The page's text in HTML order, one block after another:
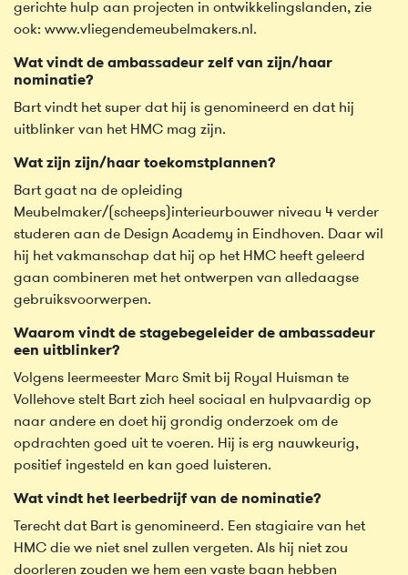
gerichte hulp aan projecten in ontwikkelingslanden, zie
ook: www.vliegendemeubelmakers.nl.
Wat vindt de ambassadeur zelf van zijn/haar
nominatie?
Bart vindt het super dat hij is genomineerd en dat hij
uitblinker van het HMC mag zijn.
Wat zijn zijn/haar toekomstplannen?
Bart gaat na de opleiding
Meubelmaker/(scheeps)interieurbouwer niveau 4 verder
studeren aan de Design Academy in Eindhoven. Daar wil
hij het vakmanschap dat hij op het HMC heeft geleerd
gaan combineren met het ontwerpen van alledaagse
gebruiksvoorwerpen.
Waarom vindt de stagebegeleider de ambassadeur
een uitblinker?
Volgens leermeester Marc Smit bij Royal Huisman te
Vollehove stelt Bart zich heel sociaal en hulpvaardig op
naar andere en doet hij grondig onderzoek om de
opdrachten goed uit te voeren. Hij is erg nauwkeurig,
positief ingesteld en kan goed luisteren.
Wat vindt het leerbedrijf van de nominatie?
Terecht dat Bart is genomineerd. Een stagiaire van het
HMC die we niet snel zullen vergeten. Als hij niet zou
doorleren zouden we hem een vaste baan hebben